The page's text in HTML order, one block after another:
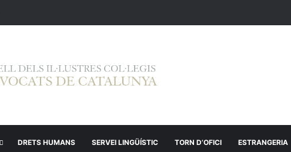
DRETS HUMANS SERVEI LINGÜÍSTIC TORN D’OFICI ESTRANGERIA